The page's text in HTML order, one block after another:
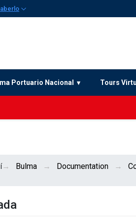
Portuario Nacional Tours
Bulma Documentation